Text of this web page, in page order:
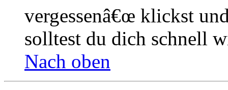
vergessenâ€œ klickst
solltest du dich schnell
Nach oben